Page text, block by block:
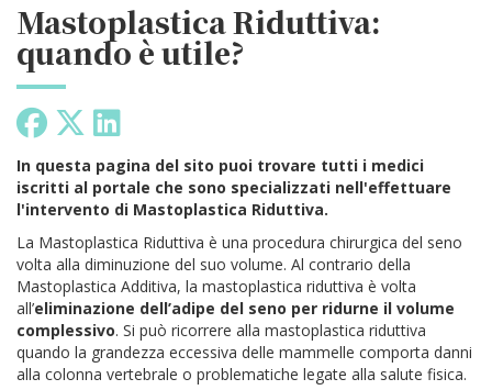
Mastoplastica Riduttiva:
quando è utile?
In questa pagina del sito puoi trovare tutti i medici
iscritti al portale che sono specializzati nell'effettuare
l'intervento di Mastoplastica Riduttiva.
La Mastoplastica Riduttiva è una procedura chirurgica del seno
volta alla diminuzione del suo volume. Al contrario della
Mastoplastica Additiva, la mastoplastica riduttiva è volta
all’eliminazione dell’adipe del seno per ridurne il volume
complessivo. Si può ricorrere alla mastoplastica riduttiva
quando la grandezza eccessiva delle mammelle comporta danni
alla colonna vertebrale o problematiche legate alla salute fisica.